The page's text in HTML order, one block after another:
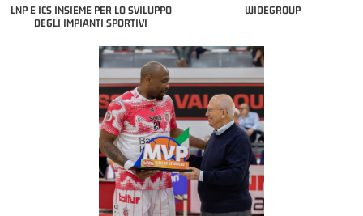
LNP E ICS INSIEME PER LO SVILUPPO
DEGLI IMPIANTI SPORTIVI
WIDEGROUP